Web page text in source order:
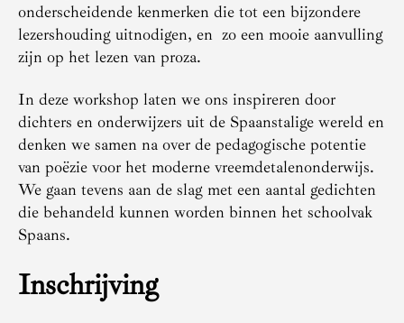
onderscheidende kenmerken die tot een bijzondere
lezershouding uitnodigen, en zo een mooie aanvulling
zijn op het lezen van proza.
In deze workshop laten we ons inspireren door
dichters en onderwijzers uit de Spaanstalige wereld en
denken we samen na over de pedagogische potentie
van poëzie voor het moderne vreemdetalenonderwijs.
We gaan tevens aan de slag met een aantal gedichten
die behandeld kunnen worden binnen het schoolvak
Spaans.
Inschrijving